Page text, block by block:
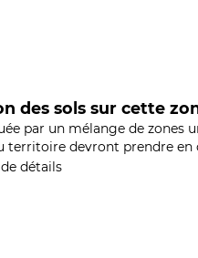
des sols sur cette
par un mélange de zones
devront prendre en
détails